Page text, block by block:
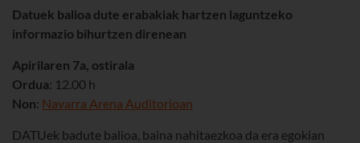
Datuek balioa dute erabakiak hartzen laguntzeko
informazio bihurtzen direnean
Apirilaren 7a, ostirala
Ordua: 12.00 h
Non: Navarra Arena Auditorioan
DATUek badute balioa, baina nahitaezkoa da era egokian